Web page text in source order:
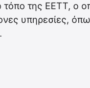
τόπο της ΕΕΤΤ, ο
υπηρεσίες,